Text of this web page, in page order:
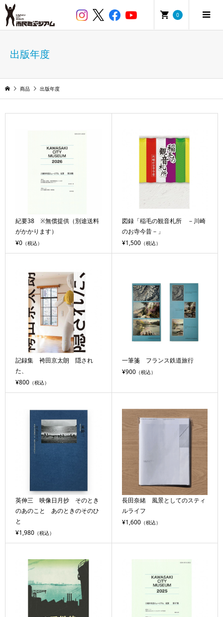
0
出版年度
商品 出版年度
紀要38 ※無償提供（別途送料
がかかります）
¥0 （税込）
図録「稲毛の観音札所 －川崎
のお寺今昔－」
¥1,500（税込）
記録集 袴田京太朗 隠され
た、
¥800 （税込）
一筆箋 フランス鉄道旅行
¥900（税込）
英伸三 映像日月抄 そのとき
のあのこと あのときのそのひ
と
¥1,980 （税込）
長田奈緒 風景としてのスティ
ルライフ
¥1,600（税込）